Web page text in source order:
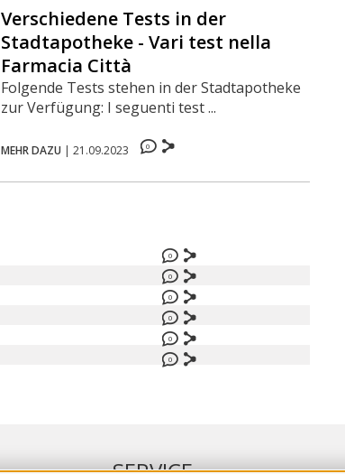
Verschiedene Tests in der
Stadtapotheke - Vari test nella
Farmacia Città
Folgende Tests stehen in der Stadtapotheke
zur Verfügung: I seguenti test ...
MEHR DAZU | 21.09.2023 0
0
0
0
0
0
0